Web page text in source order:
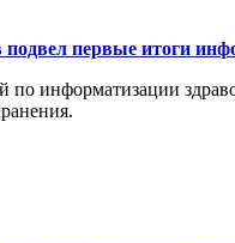
первые итоги
по информатизации